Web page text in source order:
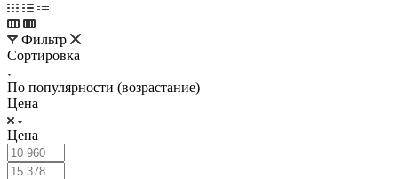
Фильтр
Сортировка
По популярности (возрастание)
Цена
Цена